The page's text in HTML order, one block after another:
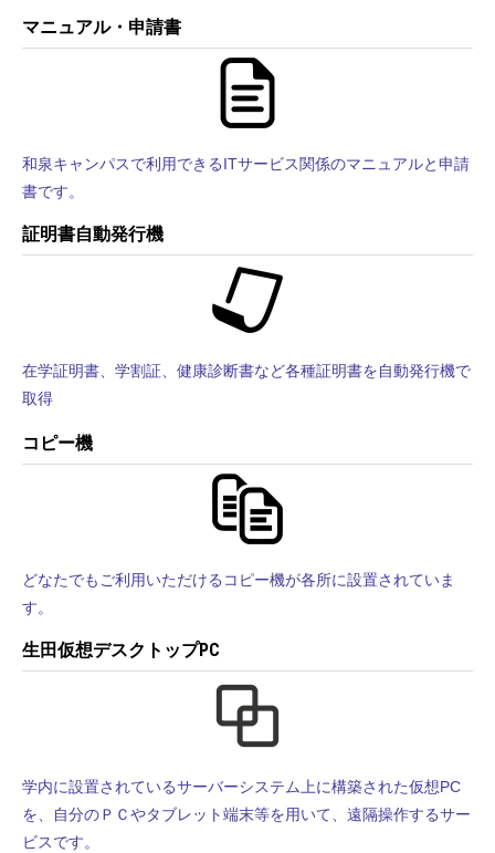
マニュアル・申請書
和泉キャンパスで利用できるITサービス関係のマニュアルと申請
書です。
証明書自動発行機
在学証明書、学割証、健康診断書など各種証明書を自動発行機で
取得
コピー機
どなたでもご利用いただけるコピー機が各所に設置されていま
す。
生田仮想デスクトップPC
学内に設置されているサーバーシステム上に構築された仮想PC
を、自分のＰＣやタブレット端末等を用いて、遠隔操作するサー
ビスです。